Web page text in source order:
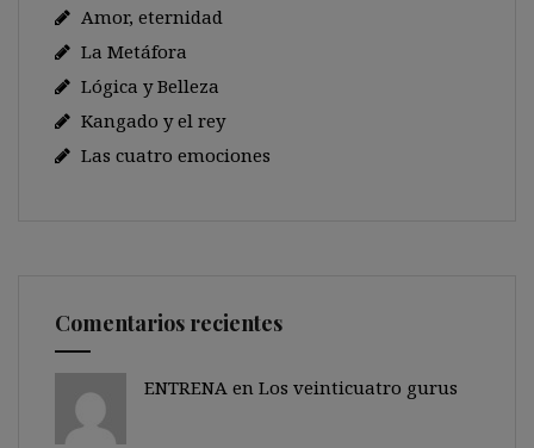
Amor, eternidad
La Metáfora
Lógica y Belleza
Kangado y el rey
Las cuatro emociones
Comentarios recientes
ENTRENA en Los veinticuatro gurus